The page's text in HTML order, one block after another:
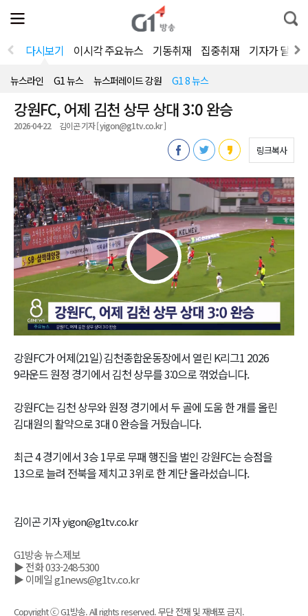
전
체
뉴
열
통
합
색
다시보기 이시각 주요뉴스 기동취재 집중취재 기자가 달려
뉴스라인 G1 뉴스 뉴스퍼레이드 강원 G1 8 뉴스
강원FC, 어제 김천 상무 상대 3:0 완승
2026-04-22 김이곤 기자 [ yigon@g1tv.co.kr ]
링크복사
Play
Video
강원FC가 어제(21일) 김천종합운동장에서 열린 K리그1 2026
9라운드 원정 경기에서 김천 상무를 3:0으로 꺾었습니다.
강원FC는 김천 상무와 원정 경기에서 두 골에 도움 한 개를 올린
김대원의 활약으로 3대 0 완승을 거뒀습니다.
최근 4 경기에서 3승 1무로 무패 행진을 벌인 강원FC는 승점을
13으로 늘려 전북을 제치고 3위로 한 계단 올라섰습니다.
김이곤 기자 yigon@g1tv.co.kr
G1방송 뉴스제보
▶ 전화 033-248-5300
▶ 이메일 g1news@g1tv.co.kr
Copyright ⓒ G1방송. All rights reserved. 무단 전재 및 재배포 금지.